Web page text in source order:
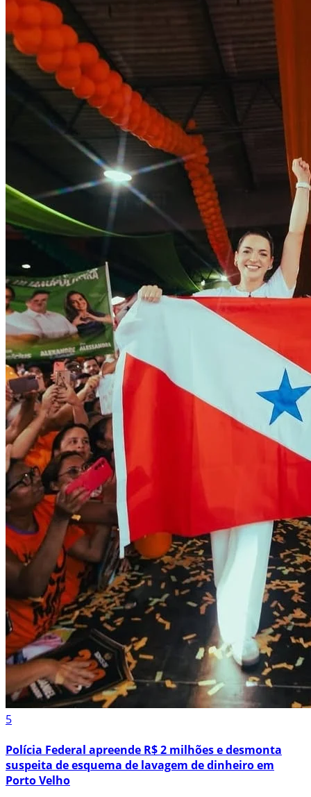
5
Polícia Federal apreende R$ 2 milhões e desmonta
suspeita de esquema de lavagem de dinheiro em
Porto Velho